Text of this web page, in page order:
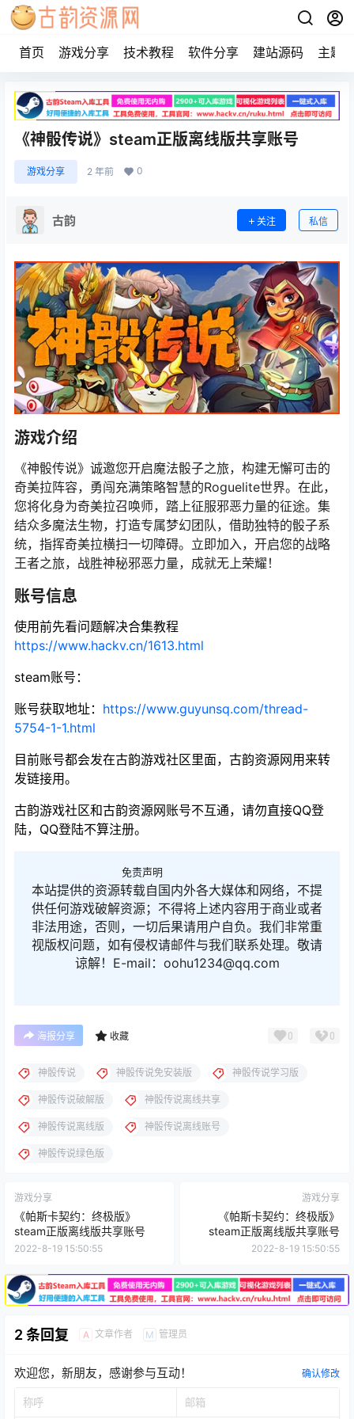
首页 游戏分享 技术教程 软件分享 建站源码 主题
《神骰传说》steam正版离线版共享账号
游戏分享 2 年前 0
古韵 关注 私信
游戏介绍
《神骰传说》诚邀您开启魔法骰子之旅，构建无懈可击的
奇美拉阵容，勇闯充满策略智慧的Roguelite世界。在此，
您将化身为奇美拉召唤师，踏上征服邪恶力量的征途。集
结众多魔法生物，打造专属梦幻团队，借助独特的骰子系
统，指挥奇美拉横扫一切障碍。立即加入，开启您的战略
王者之旅，战胜神秘邪恶力量，成就无上荣耀！
账号信息
使用前先看问题解决合集教程
https://www.hackv.cn/1613.html
steam账号：
账号获取地址： https://www.guyunsq.com/thread-
5754-1-1.html
目前账号都会发在古韵游戏社区里面，古韵资源网用来转
发链接用。
古韵游戏社区和古韵资源网账号不互通，请勿直接QQ登
陆，QQ登陆不算注册。
免责声明
本站提供的资源转载自国内外各大媒体和网络，不提
供任何游戏破解资源；不得将上述内容用于商业或者
非法用途，否则，一切后果请用户自负。我们非常重
视版权问题，如有侵权请邮件与我们联系处理。敬请
谅解！E-mail：oohu1234@qq.com
海报分享 收藏 0 0
神骰传说 神骰传说免安装版 神骰传说学习版
神骰传说破解版 神骰传说离线共享
神骰传说离线版 神骰传说离线账号
神骰传说绿色版
游戏分享
《帕斯卡契约：终极版》
steam正版离线版共享账号
2022-8-19 15:50:55
游戏分享
《帕斯卡契约：终极版》
steam正版离线版共享账号
2022-8-19 15:50:55
2 条回复 A 文章作者 M 管理员
欢迎您，新朋友，感谢参与互动！ 确认修改